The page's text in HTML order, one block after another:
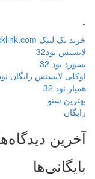
خرید بک لینک behtarinbacklink.com
لایسنس نود32
پسورد نود 32
اوکلی لایسنس رایگان نود 32
همیار نود 32
بهترین سئو
رایگان
آخرین دیدگاه‌ها
بایگانی‌ها